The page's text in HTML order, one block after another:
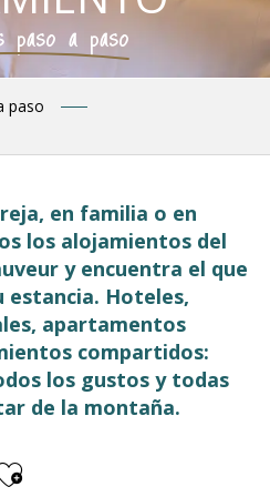
paso a paso
paso
en familia o en
los alojamientos del
y encuentra el que
estancia. Hoteles,
apartamentos
compartidos:
los gustos y todas
de la montaña.
aux